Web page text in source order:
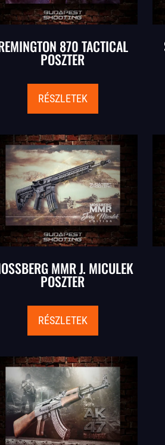
870 TACTICAL
POSZTER
RÉSZLETEK
MMR J. MICULEK
POSZTER
RÉSZLETEK